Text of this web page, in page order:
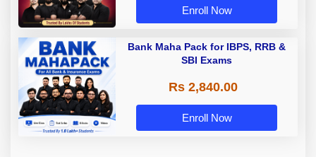
Enroll Now
Bank Maha Pack for IBPS, RRB &
SBI Exams
Rs 2,840.00
Enroll Now